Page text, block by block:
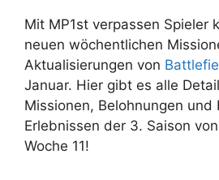
Mit MP1st verpassen Spieler
neuen wöchentlichen
Aktualisierungen von
Januar. Hier gibt es alle
Missionen, Belohnungen und
Erlebnissen der 3. Saison von
Woche 11!